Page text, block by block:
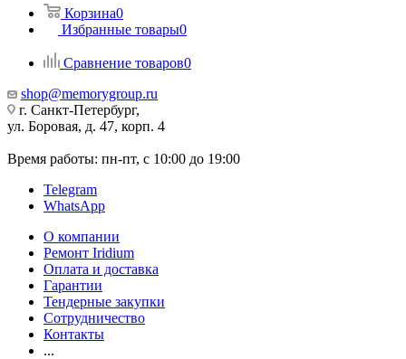
Корзина0
Избранные товары0
Сравнение товаров0
shop@memorygroup.ru
г. Санкт-Петербург,
ул. Боровая, д. 47, корп. 4
Время работы: пн-пт, с 10:00 до 19:00
Telegram
WhatsApp
О компании
Ремонт Iridium
Оплата и доставка
Гарантии
Тендерные закупки
Сотрудничество
Контакты
...